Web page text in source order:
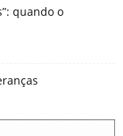
quando o